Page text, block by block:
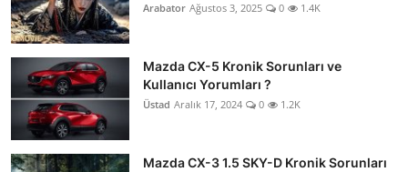
Arabator Ağustos 3, 2025 0 1.4K
Mazda CX-5 Kronik Sorunları ve
Kullanıcı Yorumları ?
Üstad Aralık 17, 2024 0 1.2K
Mazda CX-3 1.5 SKY-D Kronik Sorunları